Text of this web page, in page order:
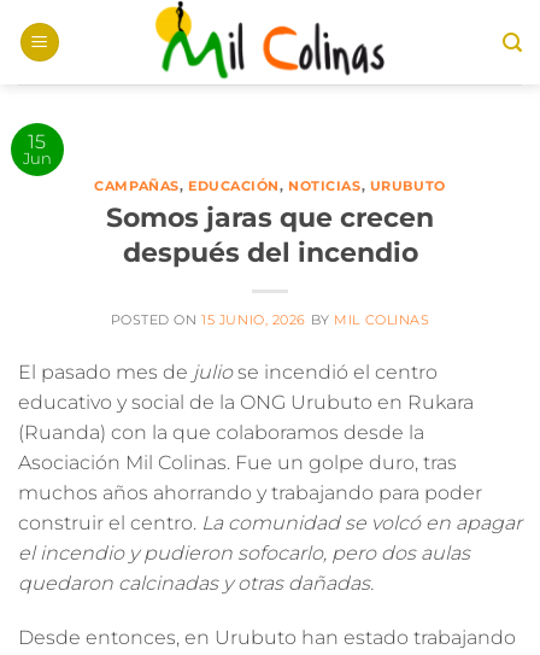
15
Jun
CAMPAÑAS, EDUCACIÓN, NOTICIAS, URUBUTO
Somos jaras que crecen
después del incendio
POSTED ON15 JUNIO, 2026 BY MIL COLINAS
El pasado mes de julio se incendió el centro
educativo y social de la ONG Urubuto en Rukara
(Ruanda) con la que colaboramos desde la
Asociación Mil Colinas. Fue un golpe duro, tras
muchos años ahorrando y trabajando para poder
construir el centro. La comunidad se volcó en apagar
el incendio y pudieron sofocarlo, pero dos aulas
quedaron calcinadas y otras dañadas.
Desde entonces, en Urubuto han estado trabajando